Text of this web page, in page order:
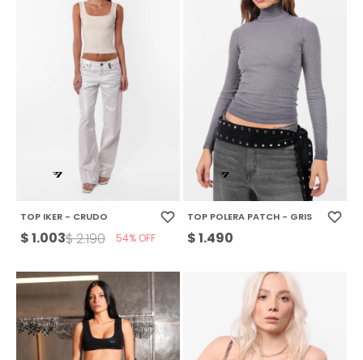
TOP IKER - CRUDO
$1.003$2.190 54
TOP POLERA PATCH - GRIS
$1.490